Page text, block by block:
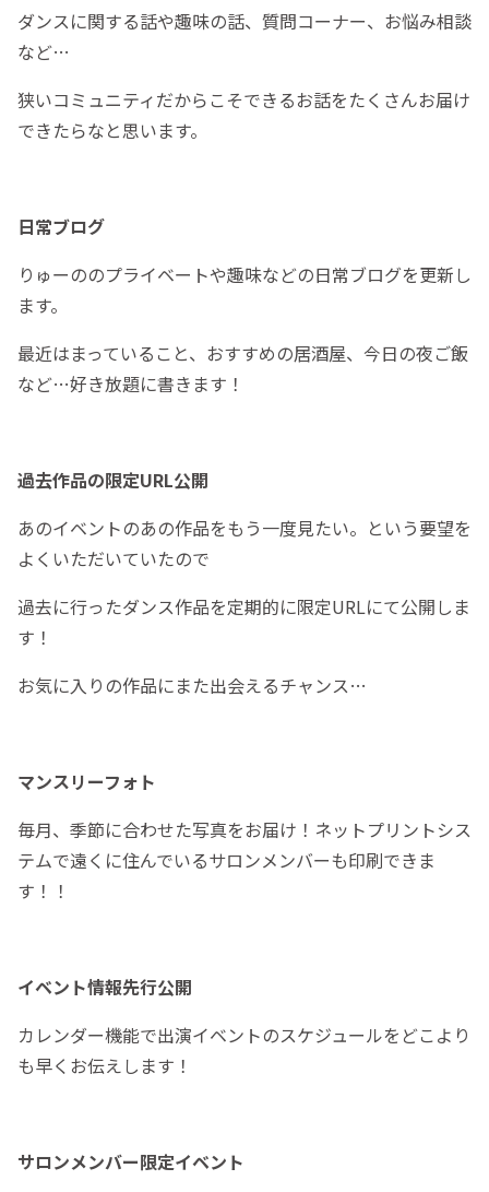
ダンスに関する話や趣味の話、質問コーナー、お悩み相談
など…
狭いコミュニティだからこそできるお話をたくさんお届け
できたらなと思います。
日常ブログ
りゅーののプライベートや趣味などの日常ブログを更新し
ます。
最近はまっていること、おすすめの居酒屋、今日の夜ご飯
など…好き放題に書きます！
過去作品の限定URL公開
あのイベントのあの作品をもう一度見たい。という要望を
よくいただいていたので
過去に行ったダンス作品を定期的に限定URLにて公開しま
す！
お気に入りの作品にまた出会えるチャンス…
マンスリーフォト
毎月、季節に合わせた写真をお届け！ネットプリントシス
テムで遠くに住んでいるサロンメンバーも印刷できま
す！！
イベント情報先行公開
カレンダー機能で出演イベントのスケジュールをどこより
も早くお伝えします！
サロンメンバー限定イベント